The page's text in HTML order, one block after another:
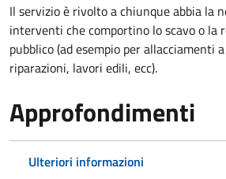
Il servizio è rivolto a chiunque abbia la
interventi che comportino lo scavo o la
pubblico (ad esempio per allacciamenti
riparazioni, lavori edili, ecc).
Approfondimenti
Ulteriori informazioni